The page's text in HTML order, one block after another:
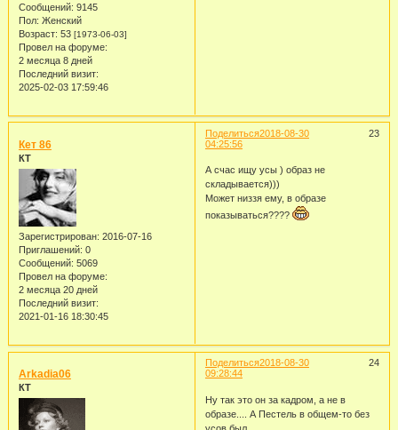
Сообщений: 9145
Пол: Женский
Возраст: 53 [1973-06-03]
Провел на форуме:
2 месяца 8 дней
Последний визит:
2025-02-03 17:59:46
Поделиться 23
2018-08-30
04:25:56
Кет 86
КТ
Зарегистрирован: 2016-07-16
Приглашений: 0
Сообщений: 5069
Провел на форуме:
2 месяца 20 дней
Последний визит:
2021-01-16 18:30:45
А счас ищу усы ) образ не
складывается)))
Может низзя ему, в образе
показываться????
Поделиться 24
2018-08-30
09:28:44
Arkadia06
КТ
Ну так это он за кадром, а не в
образе.... А Пестель в общем-то без
усов был